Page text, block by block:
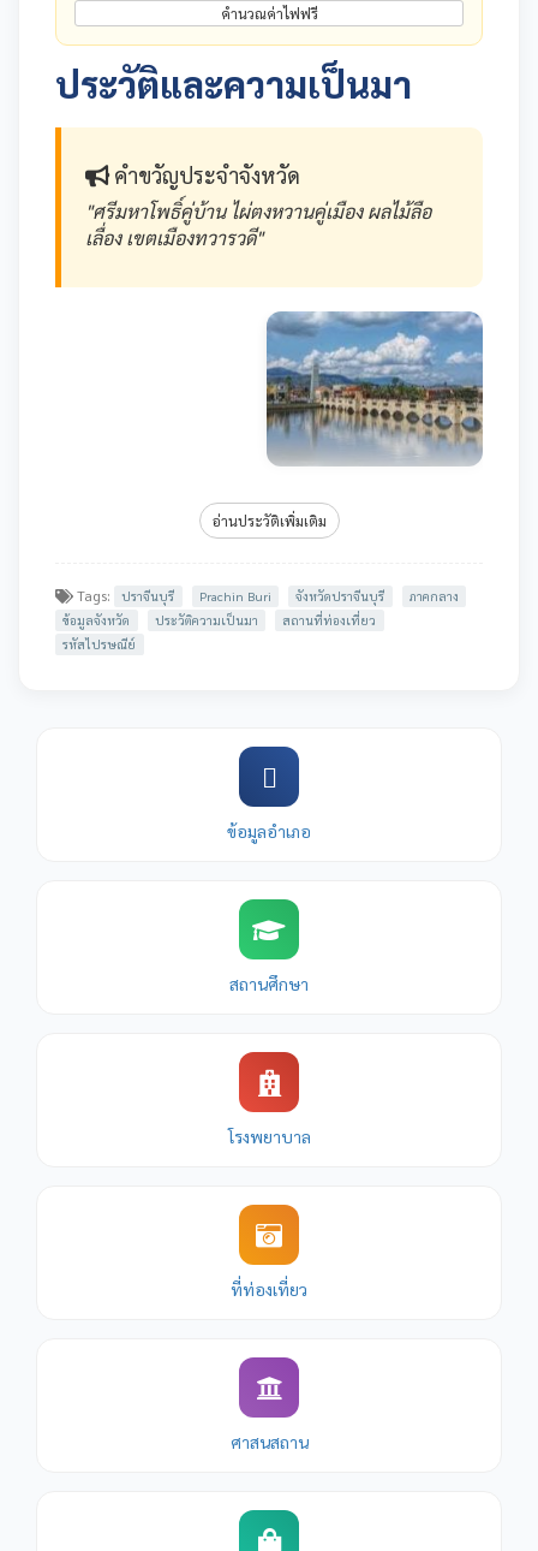
คำนวณค่าไฟฟรี
ประวัติและความเป็นมา
คำขวัญประจำจังหวัด
"ศรีมหาโพธิ์คู่บ้าน ไผ่ตงหวานคู่เมือง ผลไม้ลือ
เลื่อง เขตเมืองทวารวดี"
อ่านประวัติเพิ่มเติม
Tags: ปราจีนบุรี Prachin Buri จังหวัดปราจีนบุรี
ภาคกลาง
ข้อมูลจังหวัด
ประวัติความเป็นมา
สถานที่ท่องเที่ยว
รหัสไปรษณีย์
ข้อมูลอำเภอ
สถานศึกษา
โรงพยาบาล
ที่ท่องเที่ยว
ศาสนสถาน